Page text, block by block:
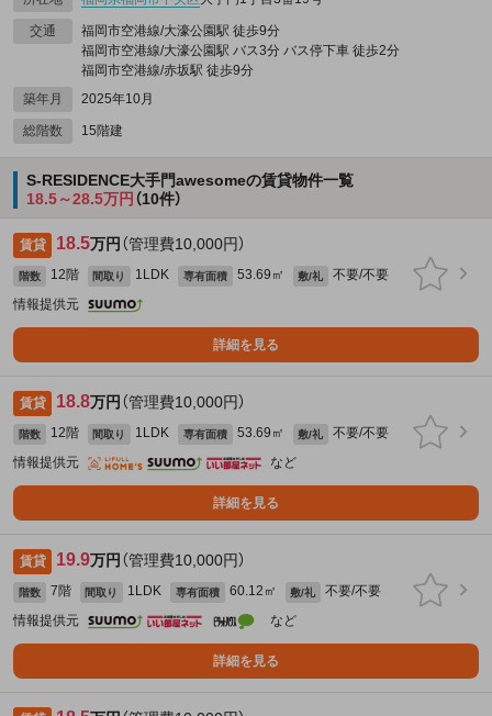
交通
福岡市空港線/大濠公園駅 徒歩9分
福岡市空港線/大濠公園駅 バス3分 バス停下車 徒歩2分
福岡市空港線/赤坂駅 徒歩9分
築年月
2025年10月
総階数 15階建
S-RESIDENCE大手門awesomeの賃貸物件一覧
18.5～28.5万円 （10件）
賃貸 18.5万円 （管理費10,000円）
階数 12階 間取り 1LDK 専有面積 53.69㎡ 敷/礼
不要/不要
情報提供元
詳細を見る
賃貸 18.8万円 （管理費10,000円）
階数 12階 間取り 1LDK 専有面積 53.69㎡ 敷/礼
不要/不要
情報提供元
など
詳細を見る
賃貸 19.9万円 （管理費10,000円）
階数 7階 間取り 1LDK 専有面積 60.12㎡ 敷/礼
不要/不要
情報提供元
など
詳細を見る